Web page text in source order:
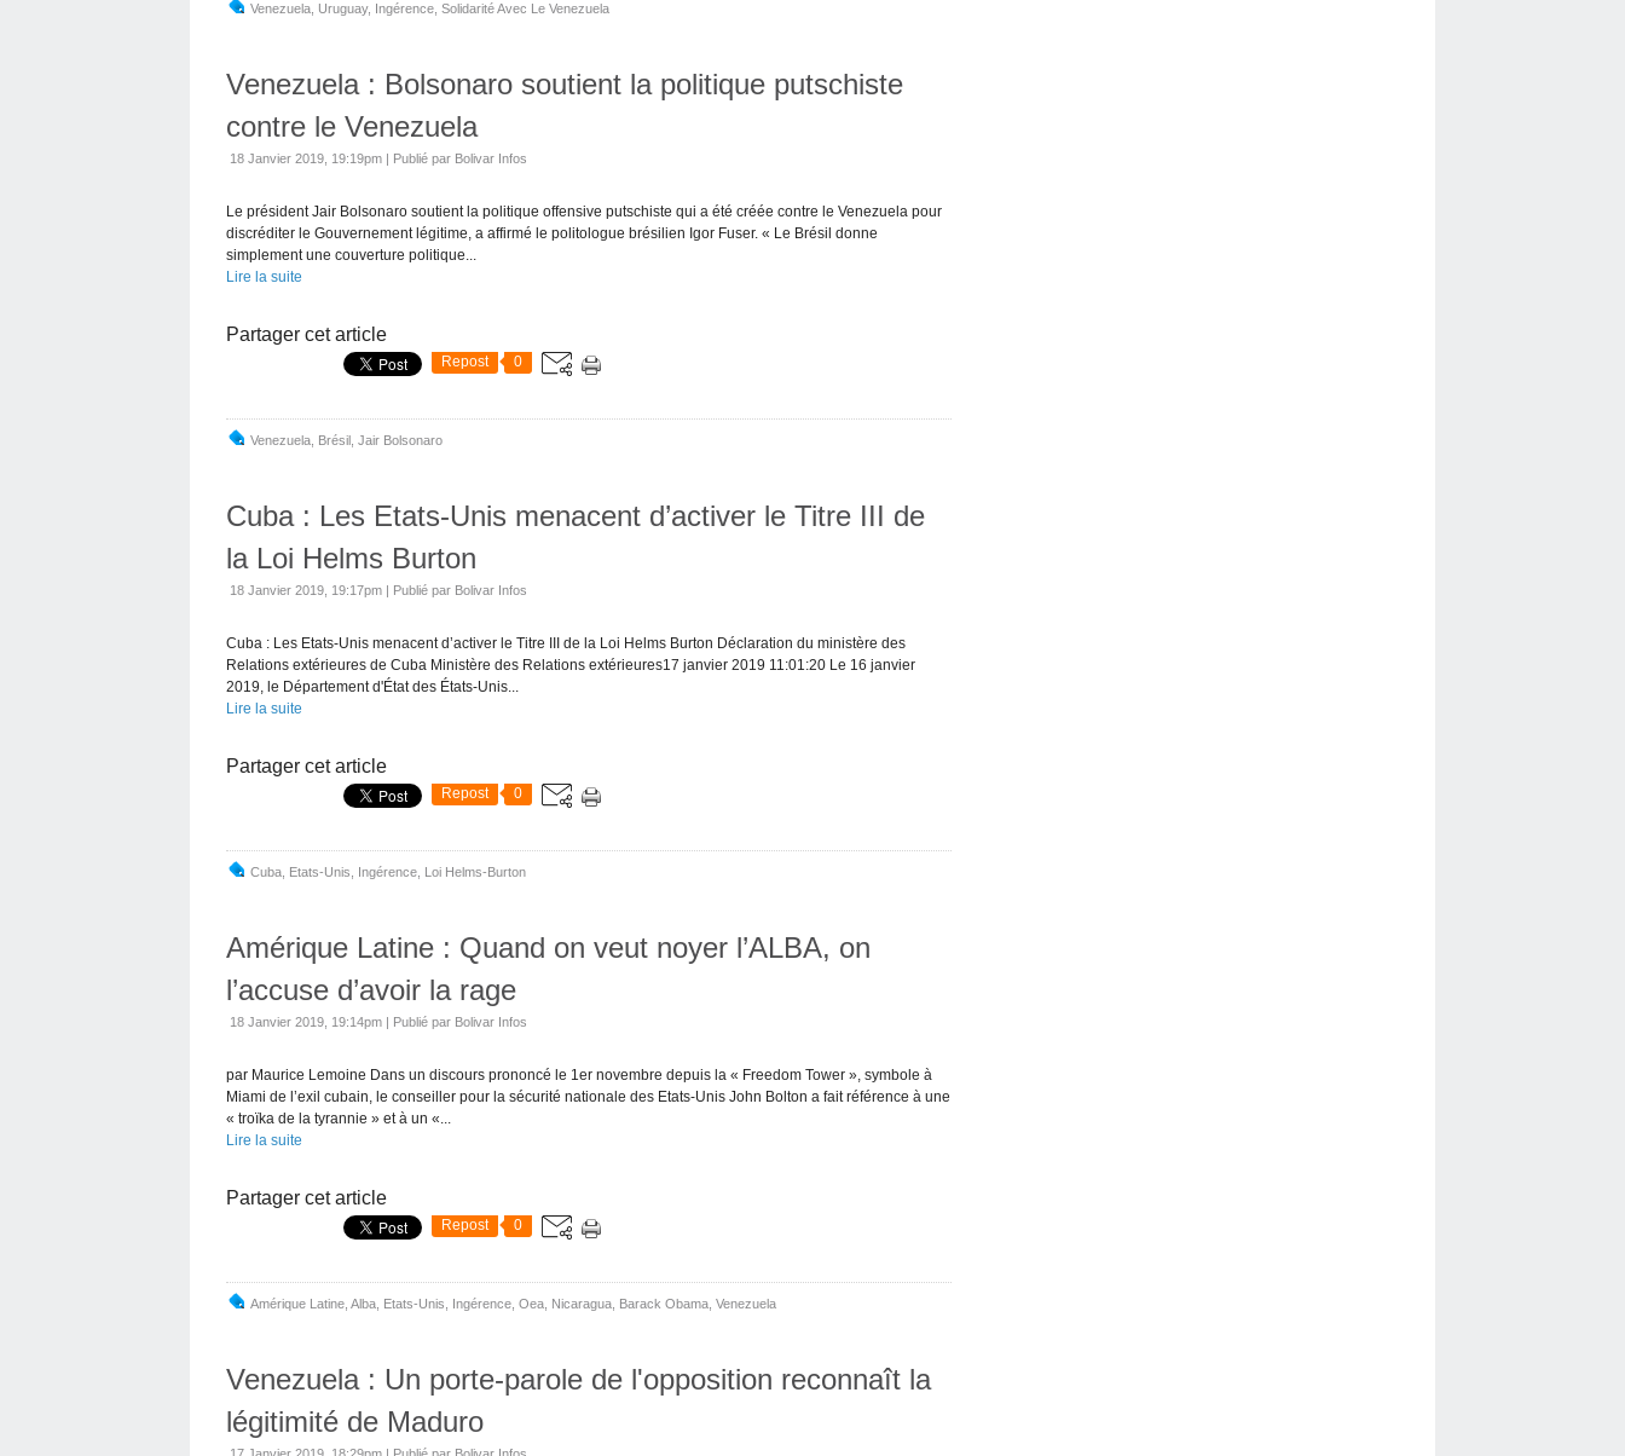
Venezuela Uruguay, Ingérence Solidarité Avec Le Venezuela
Venezuela : Bolsonaro soutient la politique putschiste
contre le Venezuela
18 Janvier 2019, 19:19pm | Publié par Bolivar Infos
Le président Jair Bolsonaro soutient la politique offensive putschiste qui a été créée contre le Venezuela pour
discréditer le Gouvernement légitime, a affirmé le politologue brésilien Igor Fuser. « Le Brésil donne
simplement une couverture politique...
Lire la suite
Partager cet article
Repost 0
Venezuela Brésil Jair Bolsonaro
Cuba : Les Etats-Unis menacent d’activer le Titre III de
la Loi Helms Burton
18 Janvier 2019, 19:17pm | Publié par Bolivar Infos
Cuba : Les Etats-Unis menacent d’activer le Titre III de la Loi Helms Burton Déclaration du ministère des
Relations extérieures de Cuba Ministère des Relations extérieures17 janvier 2019 11:01:20 Le 16 janvier
2019, le Département d'État des États-Unis...
Lire la suite
Partager cet article
Repost 0
Cuba Etats-Unis Ingérence Loi Helms-Burton
Amérique Latine : Quand on veut noyer l’ALBA, on
l’accuse d’avoir la rage
18 Janvier 2019, 19:14pm | Publié par Bolivar Infos
par Maurice Lemoine Dans un discours prononcé le 1er novembre depuis la « Freedom Tower », symbole à
Miami de l’exil cubain, le conseiller pour la sécurité nationale des Etats-Unis John Bolton a fait référence à une
« troïka de la tyrannie » et à un «...
Lire la suite
Partager cet article
Repost 0
Amérique Latine Alba Etats-Unis Ingérence Oea Nicaragua Barack Obama Venezuela
Venezuela : Un porte-parole de l'opposition reconnaît la
légitimité de Maduro